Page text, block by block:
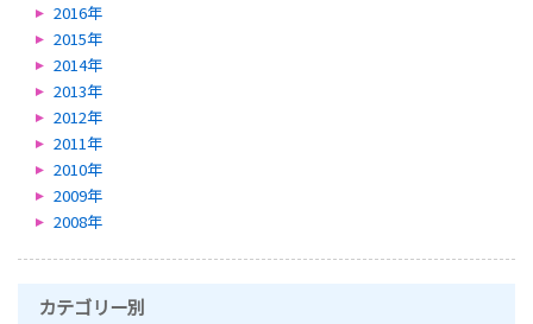
2016年
2015年
2014年
2013年
2012年
2011年
2010年
2009年
2008年
カテゴリー別